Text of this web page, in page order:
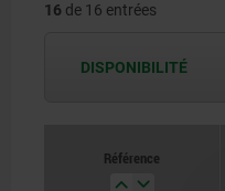
40
16 de 16 entrées
DISPONIBILITÉ
Référence